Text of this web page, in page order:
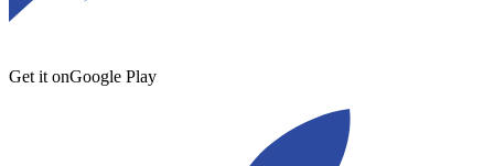
Get it onGoogle Play